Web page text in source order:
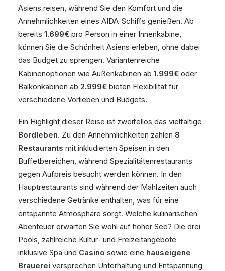
Asiens reisen, während Sie den Komfort und die
Annehmlichkeiten eines AIDA-Schiffs genießen. Ab
bereits 1.699€ pro Person in einer Innenkabine,
können Sie die Schönheit Asiens erleben, ohne dabei
das Budget zu sprengen. Variantenreiche
Kabinenoptionen wie Außenkabinen ab 1.999€ oder
Balkonkabinen ab 2.999€ bieten Flexibilität für
verschiedene Vorlieben und Budgets.
Ein Highlight dieser Reise ist zweifellos das vielfältige
Bordleben. Zu den Annehmlichkeiten zählen 8
Restaurants mit inkludierten Speisen in den
Buffetbereichen, während Spezialitätenrestaurants
gegen Aufpreis besucht werden können. In den
Hauptrestaurants sind während der Mahlzeiten auch
verschiedene Getränke enthalten, was für eine
entspannte Atmosphäre sorgt. Welche kulinarischen
Abenteuer erwarten Sie wohl auf hoher See? Die drei
Pools, zahlreiche Kultur- und Freizeitangebote
inklusive Spa und Casino sowie eine hauseigene
Brauerei versprechen Unterhaltung und Entspannung